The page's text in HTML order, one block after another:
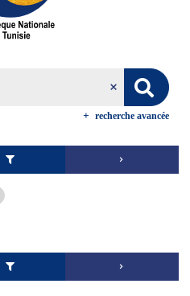
recherche avancée